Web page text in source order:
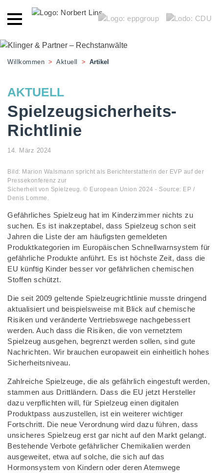
Willkommen > Aktuell > Artikel
AKTUELL
Spielzeugsicherheits-
Richtlinie
14. März 2024
Bild: Marion Walsmann spricht als Berichterstatterin der EVP auf der
Pressekonferenz zur
Sicherheit von Spielzeug. © European Union 2024 - Source: EP /
Denis Lomme.
Gefährliches Spielzeug hat im Kinderzimmer nichts zu
suchen. Es ist inakzeptabel, dass Spielzeug schon seit
Jahren die Liste der am häufigsten gemeldeten
Produktkategorien im Europäischen Schnellwarnsystem für
gefährliche Produkte anführt. Es ist höchste Zeit, dass die
EU künftig Kinder besser vor gefährlichen chemischen
Stoffen schützt.
Die seit 2009 geltende Spielzeugrichtlinie musste dringend
aktualisiert und beispielsweise mit Blick auf chemische
Risiken und veränderte Vertriebswege nachgebessert
werden. Auch dass die Risiken, die von vernetztem
Spielzeug ausgehen, begrenzt werden sollen, sind gute
Nachrichten. Wir brauchen europaweit ein einheitlich hohes
Sicherheitsniveau.
Zahlreiche Spielzeuge, die als gefährlich eingestuft werden,
stammen aus Drittländern. Dass die EU jetzt Hersteller
dazu verpflichten will, für Spielzeug einen digitalen
Produktpass auszustellen, ist ein weiterer wichtiger
Fortschritt. Die neue Verordnung wird dazu führen, dass
unsicheres Spielzeug erst gar nicht auf den Markt gelangt.
Bestehende Verbote gefährlicher Chemikalien werden
ausgeweitet, etwa auf solche, die sich auf das
Hormonsystem von Kindern oder deren Atemwege